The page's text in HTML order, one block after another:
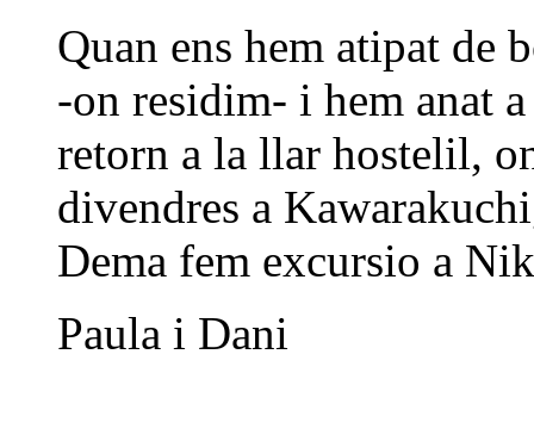
Quan ens hem atipat de
-on residim- i hem anat
retorn a la llar hostelil,
divendres a
Dema fem excursio a
Paula i Dani